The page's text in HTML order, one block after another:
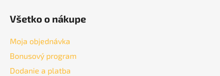
Všetko o nákupe
Moja objednávka
Bonusový program
Dodanie a platba